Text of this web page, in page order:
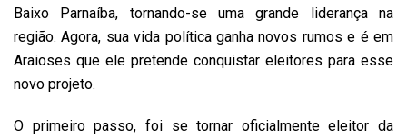
Baixo Parnaíba, tornando-se uma grande liderança na
região. Agora, sua vida política ganha novos rumos e é em
Araioses que ele pretende conquistar eleitores para esse
novo projeto.
O primeiro passo, foi se tornar oficialmente eleitor da